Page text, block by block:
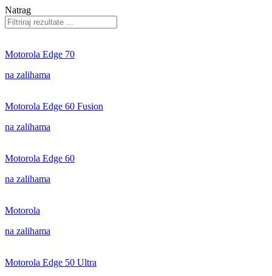
Natrag
Motorola Edge 70
na zalihama
Motorola Edge 60 Fusion
na zalihama
Motorola Edge 60
na zalihama
Motorola
na zalihama
Motorola Edge 50 Ultra